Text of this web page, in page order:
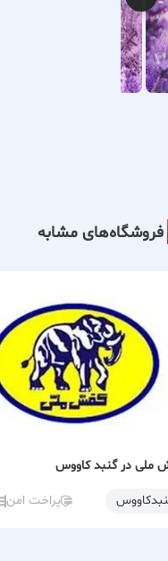
فروشگاه‌های مشابه
ملی در گنبد کاووس
پراخت امن